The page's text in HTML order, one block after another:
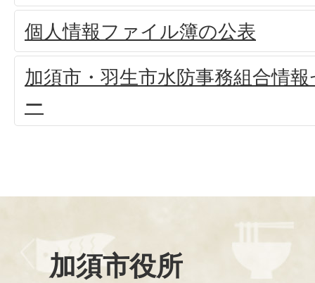
個人情報ファイル簿の公表
加須市・羽生市水防事務組合情
ー
加須市役所